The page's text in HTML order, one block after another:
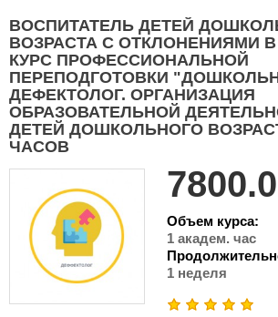
ВОСПИТАТЕЛЬ ДЕТЕЙ
ВОЗРАСТА С ОТКЛОНЕНИЯМИ В
КУРС ПРОФЕССИОНАЛЬНОЙ
ПЕРЕПОДГОТОВКИ
ДЕФЕКТОЛОГ. ОРГАНИЗАЦИЯ
ОБРАЗОВАТЕЛЬНОЙ
ДЕТЕЙ ДОШКОЛЬНОГО
ЧАСОВ
Объем курса:
1 академ. час
1 неделя